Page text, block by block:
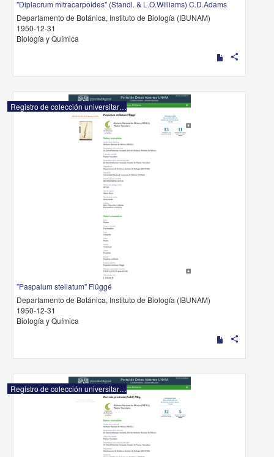
"Diplacrum mitracarpoides" (Standl. & L.O.Williams) C.D.Adams
Departamento de Botánica, Instituto de Biología (IBUNAM)
1950-12-31
Biología y Química
share
Registro de colección universitaria
"Paspalum stellatum" Flüggé
Departamento de Botánica, Instituto de Biología (IBUNAM)
1950-12-31
Biología y Química
share
Registro de colección universitaria